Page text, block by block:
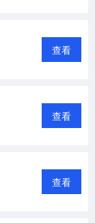
查看
查看
查看